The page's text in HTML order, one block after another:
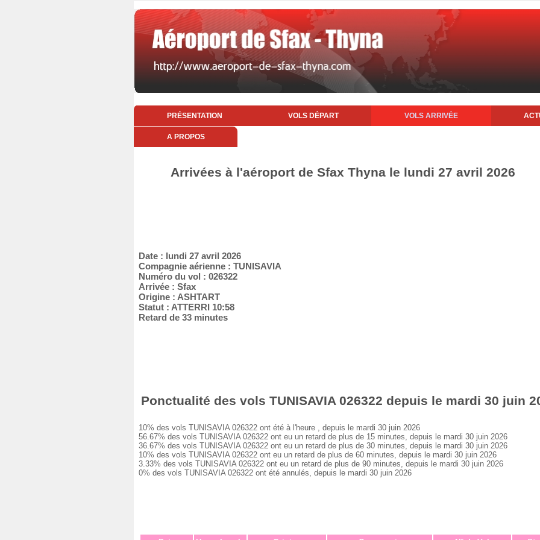
PRÉSENTATION VOLS DÉPART VOLS ARRIVÉE
A PROPOS
Arrivées à l'aéroport de Sfax Thyna le lundi 27 avril 2026
Date : lundi 27 avril 2026
Compagnie aérienne : TUNISAVIA
Numéro du vol : 026322
Arrivée : Sfax
Origine : ASHTART
Statut : ATTERRI 10:58
Retard de 33 minutes
Ponctualité des vols TUNISAVIA 026322 depuis le mardi 30 juin
10% des vols TUNISAVIA 026322 ont été à l'heure , depuis le mardi 30 juin 2026
56.67% des vols TUNISAVIA 026322 ont eu un retard de plus de 15 minutes, depuis le mardi 30 juin 2026
36.67% des vols TUNISAVIA 026322 ont eu un retard de plus de 30 minutes, depuis le mardi 30 juin 2026
10% des vols TUNISAVIA 026322 ont eu un retard de plus de 60 minutes, depuis le mardi 30 juin 2026
3.33% des vols TUNISAVIA 026322 ont eu un retard de plus de 90 minutes, depuis le mardi 30 juin 2026
0% des vols TUNISAVIA 026322 ont été annulés, depuis le mardi 30 juin 2026